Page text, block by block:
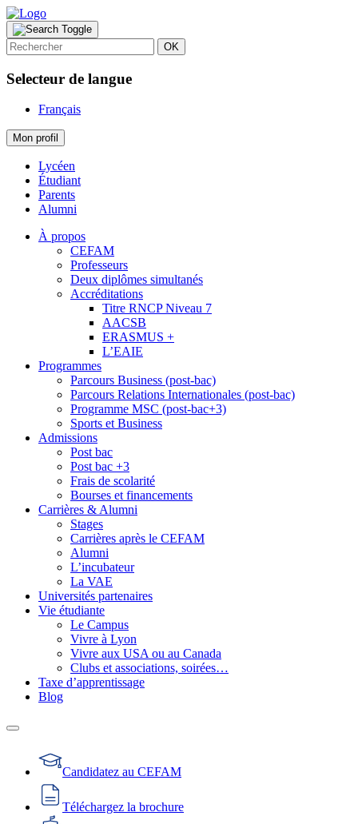
OK
Selecteur de langue
Français
Mon profil
Lycéen
Étudiant
Parents
Alumni
À propos
CEFAM
Professeurs
Deux diplômes simultanés
Accréditations
Titre RNCP Niveau 7
AACSB
ERASMUS +
L’EAIE
Programmes
Parcours Business (post-bac)
Parcours Relations Internationales (post-bac)
Programme MSC (post-bac+3)
Sports et Business
Admissions
Post bac
Post bac +3
Frais de scolarité
Bourses et financements
Carrières & Alumni
Stages
Carrières après le CEFAM
Alumni
L’incubateur
La VAE
Universités partenaires
Vie étudiante
Le Campus
Vivre à Lyon
Vivre aux USA ou au Canada
Clubs et associations, soirées…
Taxe d’apprentissage
Blog
Candidatez au CEFAM
Téléchargez la brochure